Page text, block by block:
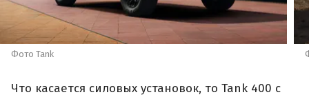
Фото Tank
Что касается силовых установок, то Tank 400 с